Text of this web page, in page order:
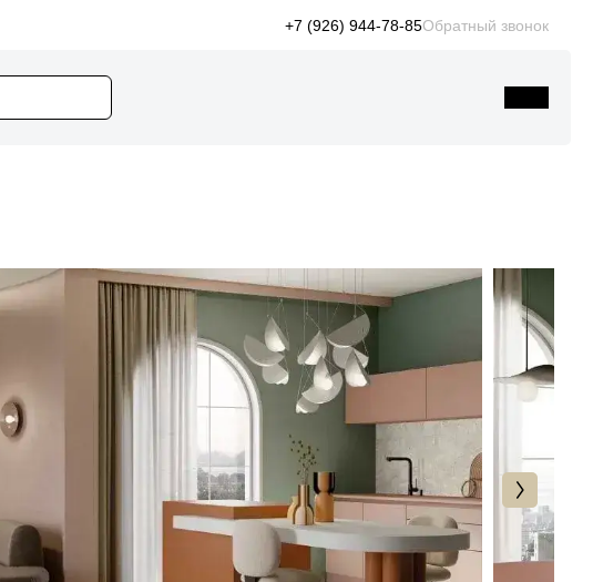
+7 (926) 944-78-85Обратный звонок